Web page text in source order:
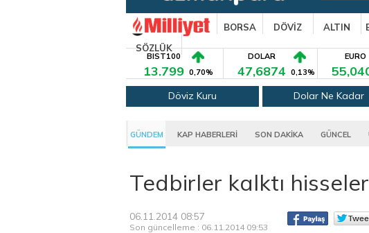
BORSA DÖVİZ ALTIN
SÖZLÜK
BIST100
13.799 0,70%
DOLAR
47,6874 0,13%
EURO
Döviz Kuru Dolar Ne Kadar
GÜNDEM KAP HABERLERİ SON DAKİKA GÜNCEL
Tedbirler kalktı
06.11.2014 08:57
Son güncelleme : 06.11.2014 09:53